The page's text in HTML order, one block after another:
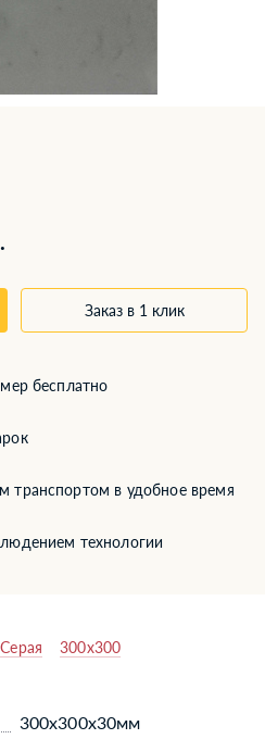
Заказ в 1 клик
бесплатно
транспортом в удобное время
технологии
Серая 300x300
300x300x30мм